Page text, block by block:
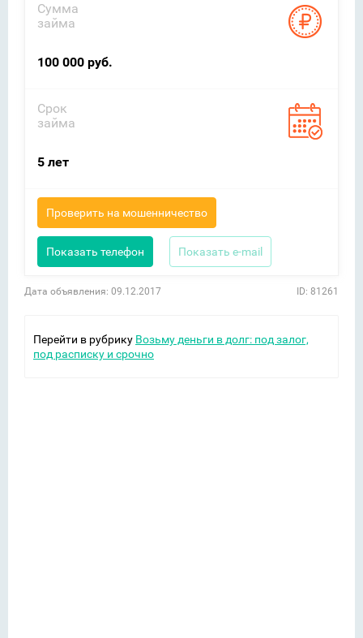
Сумма
займа
100 000 руб.
Срок
займа
5 лет
Проверить на мошенничество
Показать телефон Показать e-mail
Дата объявления: 09.12.2017 ID: 81261
Перейти в рубрику Возьму деньги в долг: под залог,
под расписку и срочно